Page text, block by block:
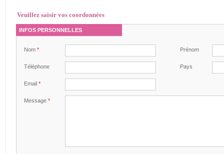
Veuillez saisir vos coordonnées
INFOS PERSONNELLES
Nom * Prénom
Téléphone Pays
Email *
Message *